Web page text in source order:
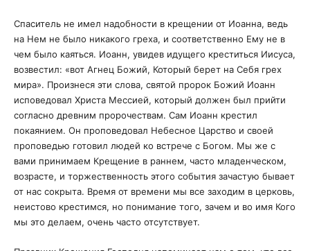
Спаситель не имел надобности в крещении от Иоанна, ведь
на Нем не было никакого греха, и соответственно Ему не в
чем было каяться. Иоанн, увидев идущего креститься Иисуса,
возвестил: «вот Агнец Божий, Который берет на Себя грех
мира». Произнеся эти слова, святой пророк Божий Иоанн
исповедовал Христа Мессией, который должен был прийти
согласно древним пророчествам. Сам Иоанн крестил
покаянием. Он проповедовал Небесное Царство и своей
проповедью готовил людей ко встрече с Богом. Мы же с
вами принимаем Крещение в раннем, часто младенческом,
возрасте, и торжественность этого события зачастую бывает
от нас сокрыта. Время от времени мы все заходим в церковь,
неистово крестимся, но понимание того, зачем и во имя Кого
мы это делаем, очень часто отсутствует.